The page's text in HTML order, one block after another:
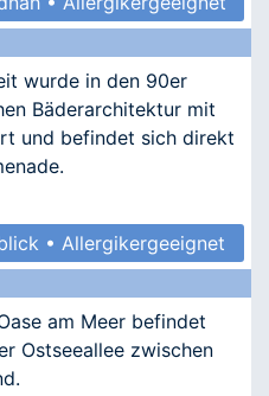
wurde in den 90er
Bäderarchitektur mit
und befindet sich direkt
• Allergikergeeignet
am Meer befindet
Ostseeallee zwischen